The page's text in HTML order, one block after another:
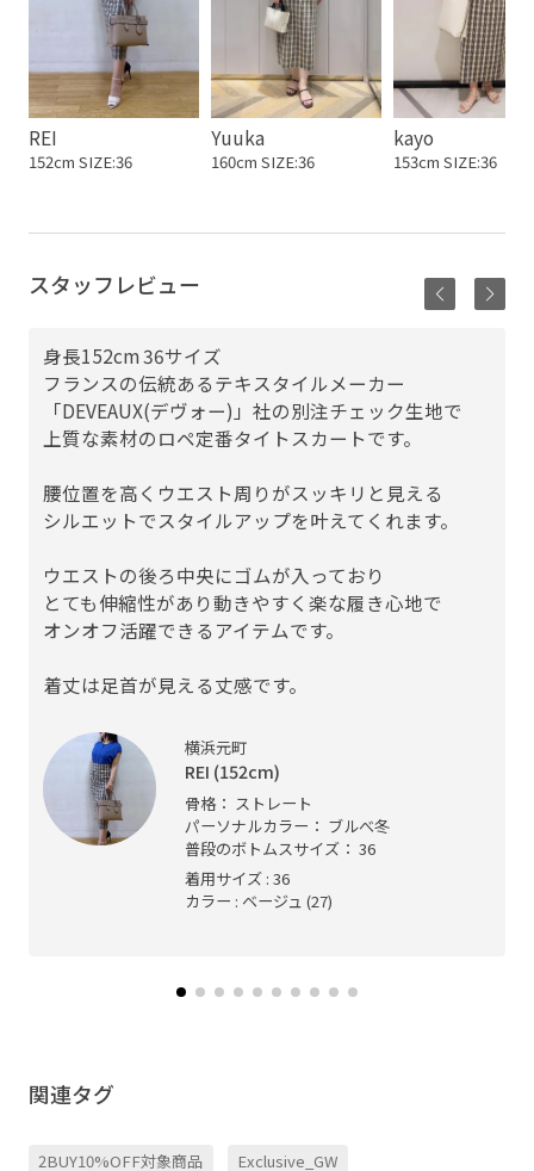
REI
152cm SIZE:36
Yuuka
160cm SIZE:36
kayo
153cm SIZE:36
スタッフレビュー
身長152cm 36サイズ
フランスの伝統あるテキスタイルメーカー
「DEVEAUX(デヴォー)」社の別注チェック生地で
上質な素材のロペ定番タイトスカートです。
腰位置を高くウエスト周りがスッキリと見える
シルエットでスタイルアップを叶えてくれます。
ウエストの後ろ中央にゴムが入っており
とても伸縮性があり動きやすく楽な履き心地で
オンオフ活躍できるアイテムです。
着丈は足首が見える丈感です。
横浜元町
REI (152cm)
骨格： ストレート
パーソナルカラー： ブルべ冬
普段のボトムスサイズ： 36
着用サイズ : 36
カラー : ベージュ (27)
関連タグ
2BUY10%OFF対象商品 Exclusive_GW